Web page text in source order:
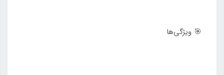
🎯 ویژگی‌ها